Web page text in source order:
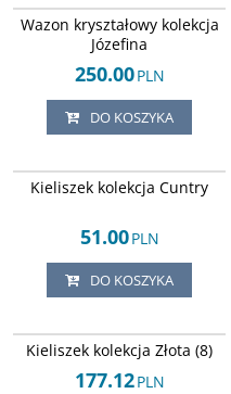
Wazon kryształowy kolekcja
Józefina
250.00PLN
DO KOSZYKA
Kieliszek kolekcja Cuntry
51.00PLN
DO KOSZYKA
Kieliszek kolekcja Złota (8)
177.12PLN